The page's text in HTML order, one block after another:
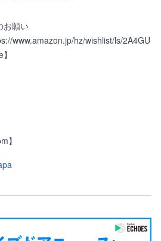
お願い
www.amazon.jp/hz/wishlist/ls/2A4GU
】